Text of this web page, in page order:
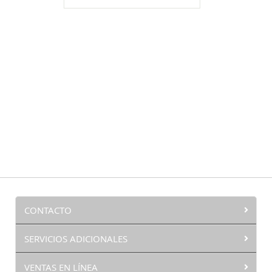
LISTA
CONTACTO
SERVICIOS ADICIONALES
VENTAS EN LÍNEA